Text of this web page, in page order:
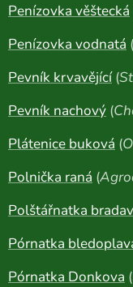
Penízovka věštecká
Penízovka vodnatá (
Pevník krvavějící(
Pevník nachový (
Plátenice buková (
Polnička raná (
Polštářnatka
Pórnatka
Pórnatka Donkova (